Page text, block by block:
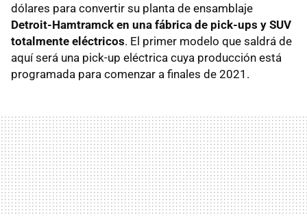
dólares para convertir su planta de ensamblaje
Detroit-Hamtramck en una fábrica de pick-ups y SUV
totalmente eléctricos. El primer modelo que saldrá de
aquí será una pick-up eléctrica cuya producción está
programada para comenzar a finales de 2021.